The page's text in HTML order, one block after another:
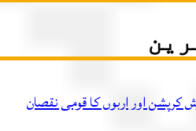
کرپشن اور اربوں کا قومی نقصان